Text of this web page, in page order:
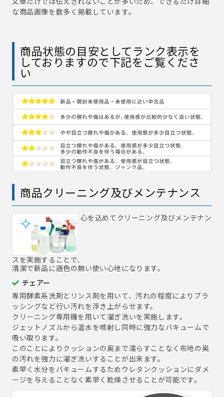
な商品画像を数多く掲載しています。
商品状態の目安としてランク表示を
しておりますので下記をご覧くださ
い
商品クリーニング及びメンテナンス
心を込めてクリーニング及びメンテナン
スを実施することで、
清潔で新品に遜色の無い使い心地になります。
チェアー
専用酵素系洗剤とリンス剤を用いて、汚れの程度によりブラ
ッシングなど行い汚れを浮き上がらせます。
クリーニング専用機を用いて濯ぎ洗いを実施します。
ジェットノズルから温水を噴射し同時に強力なバキュームで
吸い取ります。
このことによりクッションの奥まで濡らすことなく布地の奥
の汚れを強力に濯ぎ洗いすることが出来ます。
素早く水分をバキュームするためウレタンクッションにダメ
ージを与えることなく素早く乾燥させることが可能です。